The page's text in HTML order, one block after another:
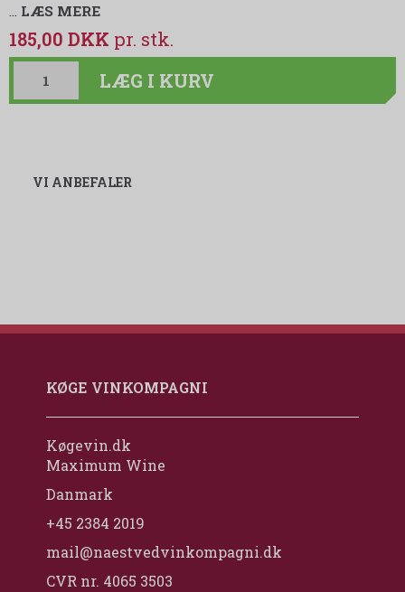
LÆS MERE
185,00 DKK
LÆG I KURV
VI ANBEFALER
KØGE VINKOMPAGNI
Køgevin.dk
Maximum Wine
Danmark
+45 2384 2019
mail@naestvedvinkompagni.dk
CVR nr. 4065 3503